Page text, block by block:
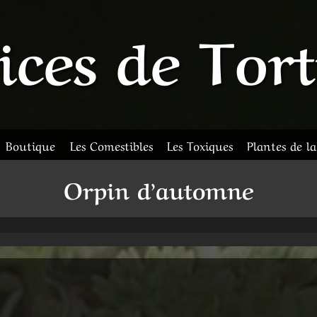
de
Boutique Les Comestibles Les Toxiques Plantes de
Orpin d’automne